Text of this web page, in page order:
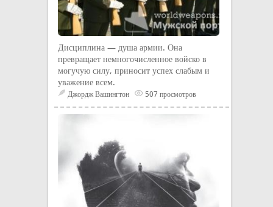
Дисциплина — душа армии. Она
превращает немногочисленное войско в
могучую силу, приносит успех слабым и
уважение всем.
Джордж Вашингтон 507 просмотров